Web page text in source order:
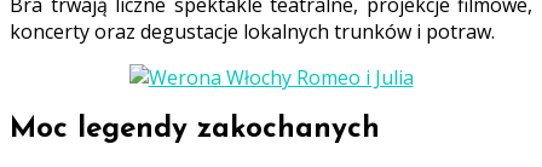
koncerty oraz degustacje lokalnych trunków i potraw.
Moc legendy zakochanych